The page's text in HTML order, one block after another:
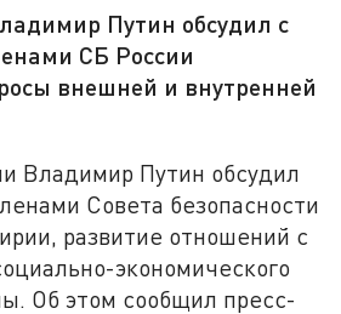
Путин обсудил с
СБ России
внешней и внутренней
Владимир Путин обсудил
Совета безопасности
развитие отношений с
экономического
Об этом сообщил пресс-